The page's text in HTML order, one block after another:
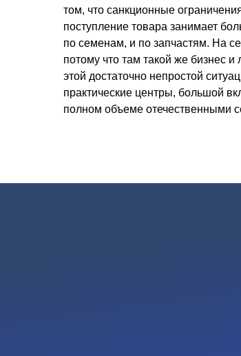
том, что санкционные
поступление товара занимает
по семенам, и по запчастям. На
потому что там такой же бизнес
этой достаточно непростой
практические центры, большой
полном объеме отечественными